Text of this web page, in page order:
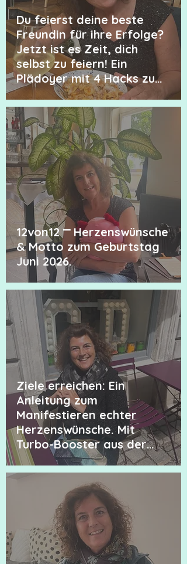
Du feierst deine beste
Freundin für ihre Erfolge?
Jetzt ist es Zeit, dich
selbst zu feiern! Ein
Plädoyer mit 4 Hacks zum
Selbst-Feiern.
12von12 ⎻ Herzenswünsche
& Motto zum Geburtstag
Juni 2026.
Ziele erreichen: Ein
Anleitung zum
Manifestieren echter
Herzenswünsche. Mit
Turbo-Booster aus der
energetischen
Psychologie.